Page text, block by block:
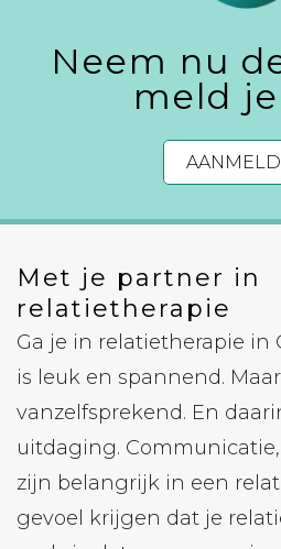
Neem nu
meld
Met je partner in
relatietherapie
Ga je in relatietherapie in
is leuk en spannend.
vanzelfsprekend. En
uitdaging.
zijn belangrijk in een
gevoel krijgen dat je